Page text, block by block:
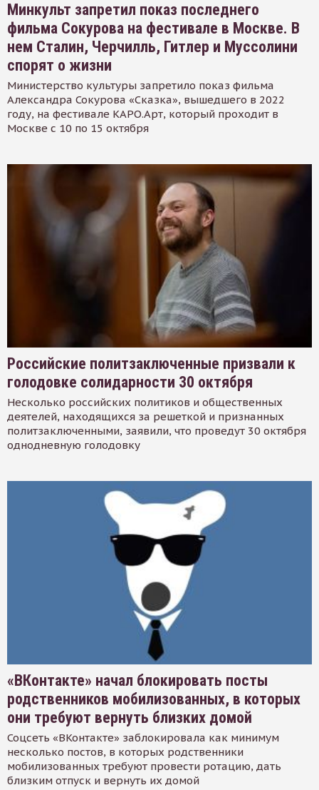
Минкульт запретил показ последнего
фильма Сокурова на фестивале в Москве. В
нем Сталин, Черчилль, Гитлер и Муссолини
спорят о жизни
Министерство культуры запретило показ фильма
Александра Сокурова «Сказка», вышедшего в 2022
году, на фестивале КАРО.Арт, который проходит в
Москве с 10 по 15 октября
Российские политзаключенные призвали к
голодовке солидарности 30 октября
Несколько российских политиков и общественных
деятелей, находящихся за решеткой и признанных
политзаключенными, заявили, что проведут 30 октября
однодневную голодовку
«ВКонтакте» начал блокировать посты
родственников мобилизованных, в которых
они требуют вернуть близких домой
Соцсеть «ВКонтакте» заблокировала как минимум
несколько постов, в которых родственники
мобилизованных требуют провести ротацию, дать
близким отпуск и вернуть их домой